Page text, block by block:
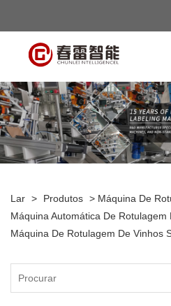
Lar > Produtos > Máquina De
Máquina Automática De
Máquina De Rotulagem De Vinhos